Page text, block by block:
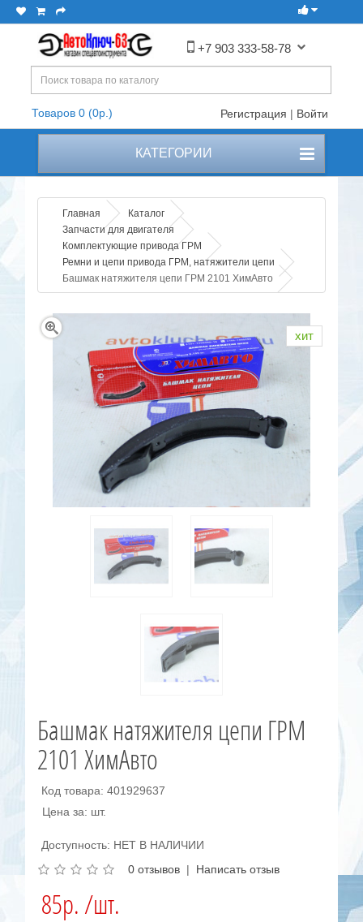
+7 903 333-58-78
Товаров 0 (0р.) Регистрация | Войти
КАТЕГОРИИ
Главная
Каталог
Запчасти для двигателя
Комплектующие привода ГРМ
Ремни и цепи привода ГРМ, натяжители цепи
Башмак натяжителя цепи ГРМ 2101 ХимАвто
хит
Башмак натяжителя цепи ГРМ
2101 ХимАвто
Код товара: 401929637
Цена за: шт.
Доступность: НЕТ В НАЛИЧИИ
0 отзывов | Написать отзыв
85р. /шт.